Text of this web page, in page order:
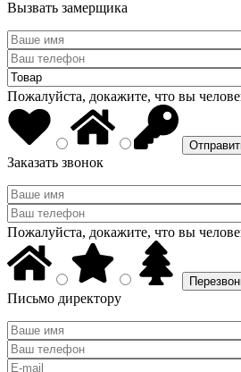
Вызвать замерщика
Пожалуйста, докажите, что вы
Заказать звонок
Пожалуйста, докажите, что вы
Письмо директору